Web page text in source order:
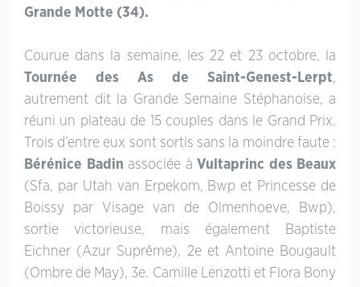
Grande Motte (34).
Courue dans la semaine, les 22 et 23 octobre, la
Tournée des As de Saint-Genest-Lerpt,
autrement dit la Grande Semaine Stéphanoise, a
réuni un plateau de 15 couples dans le Grand Prix.
Trois d’entre eux sont sortis sans la moindre faute :
Bérénice Badin associée à Vultaprinc des Beaux
(Sfa, par Utah van Erpekom, Bwp et Princesse de
Boissy par Visage van de Olmenhoeve, Bwp),
sortie victorieuse, mais également Baptiste
Eichner (Azur Suprême), 2e et Antoine Bougault
(Ombre de May), 3e. Camille Lenzotti et Flora Bony